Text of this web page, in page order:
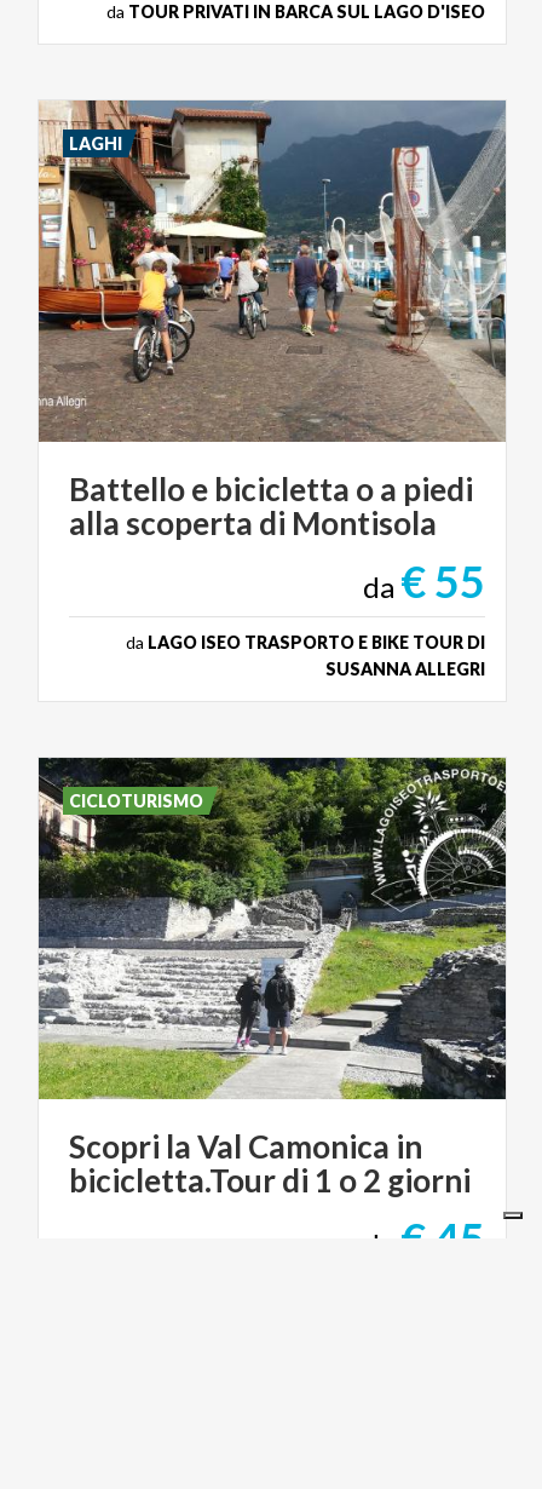
da TOUR PRIVATI IN BARCA SUL LAGO D'ISEO
Battelloe bicicletta oa piedi
alla scoperta di Montisola
da € 55
da LAGO ISEO TRASPORTO E BIKE TOUR DI
SUSANNA ALLEGRI
LAGHI
Scopri laVal Camonica in
bicicletta.Tourdi 1 o2 giorni
da € 45
CICLOTURISMO